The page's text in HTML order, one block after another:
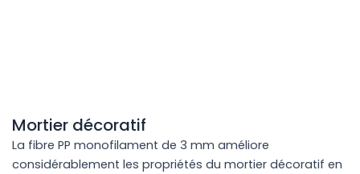
Mortier décoratif
La fibre PP monofilament de 3 mm améliore
considérablement les propriétés du mortier décoratif en